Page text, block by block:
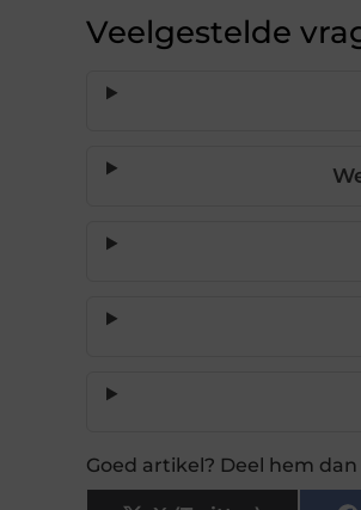
Veelgestelde
Goed artikel? Deel hem dan